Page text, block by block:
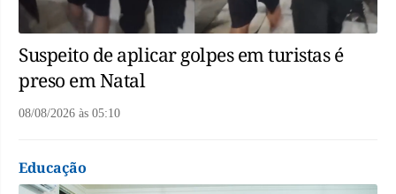
Suspeito de aplicar golpes em turistas é
preso em Natal
08/08/2026 às 05:10
Educação